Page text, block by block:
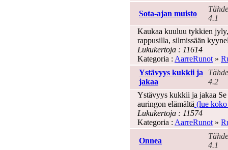
Sota-ajan muisto
4.1
Kaukaa kuuluu tykkien
rappusilla, silmissään
Lukukertoja : 11614
Kategoria : AarreRunot »
Ystävyys kukkii ja
jakaa
4.2
Ystävyys kukkii ja jakaa Se
auringon elämältä (lue
Lukukertoja : 11574
Kategoria : AarreRunot »
Onnea
4.1